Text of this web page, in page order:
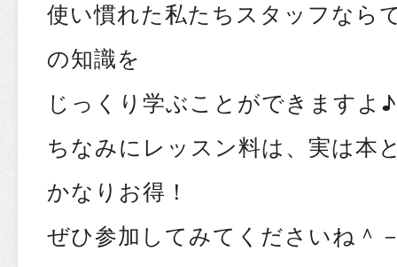
使い慣れた私たちスタッフなら
の知識を
じっくり学ぶことができますよ♪
ちなみにレッスン料は、実は本
かなりお得！
ぜひ参加してみてくださいね＾